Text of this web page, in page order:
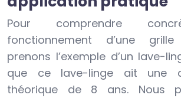
Pour comprendre
fonctionnement d’une
prenons l’exemple d’un lave-
que ce lave-linge ait une
théorique de 8 ans. Nous